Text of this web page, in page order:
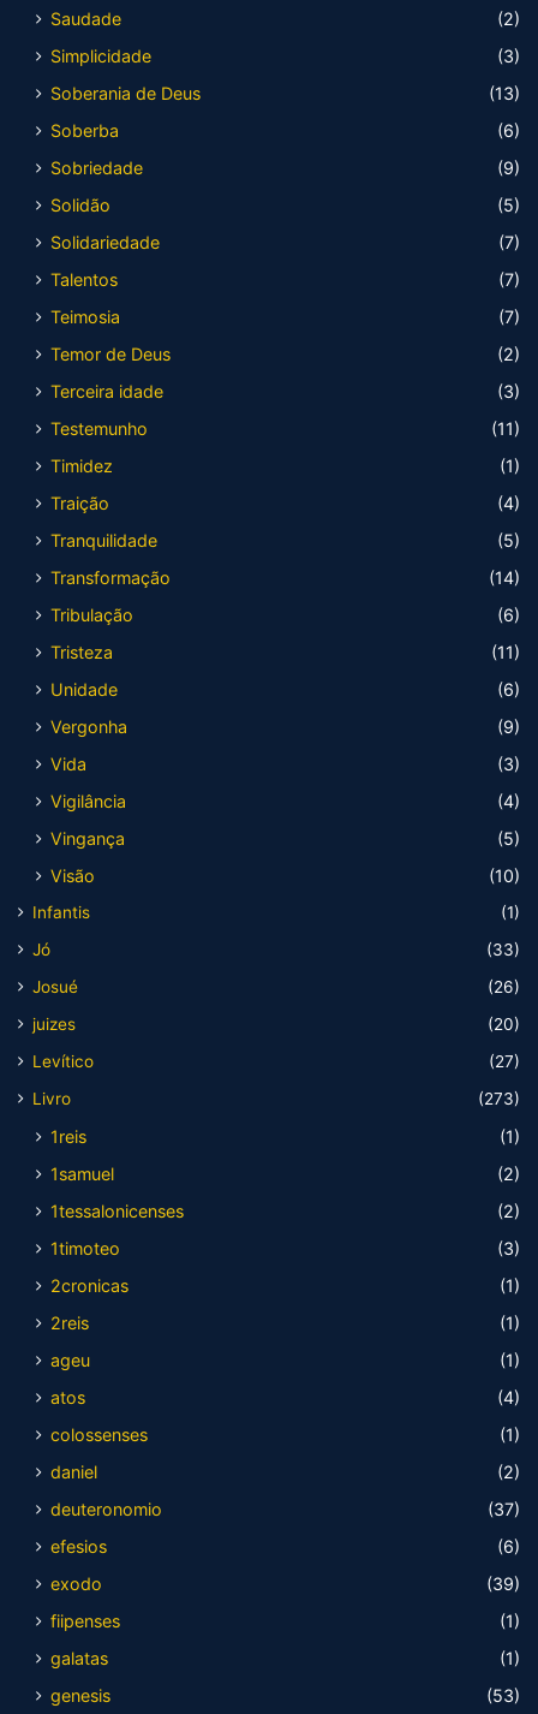
Saudade
(2)
Simplicidade
(3)
Soberania de Deus
(13)
Soberba
(6)
Sobriedade
(9)
Solidão
(5)
Solidariedade
(7)
Talentos
(7)
Teimosia
(7)
Temor de Deus
(2)
Terceira idade
(3)
Testemunho
(11)
Timidez
(1)
Traição
(4)
Tranquilidade
(5)
Transformação
(14)
Tribulação
(6)
Tristeza
(11)
Unidade
(6)
Vergonha
(9)
Vida
(3)
Vigilância
(4)
Vingança
(5)
Visão
(10)
Infantis
(1)
Jó
(33)
Josué
(26)
juizes
(20)
Levítico
(27)
Livro
(273)
1reis
(1)
1samuel
(2)
1tessalonicenses
(2)
1timoteo
(3)
2cronicas
(1)
2reis
(1)
ageu
(1)
atos
(4)
colossenses
(1)
daniel
(2)
deuteronomio
(37)
efesios
(6)
exodo
(39)
fiipenses
(1)
galatas
(1)
genesis
(53)